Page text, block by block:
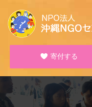
寄付する